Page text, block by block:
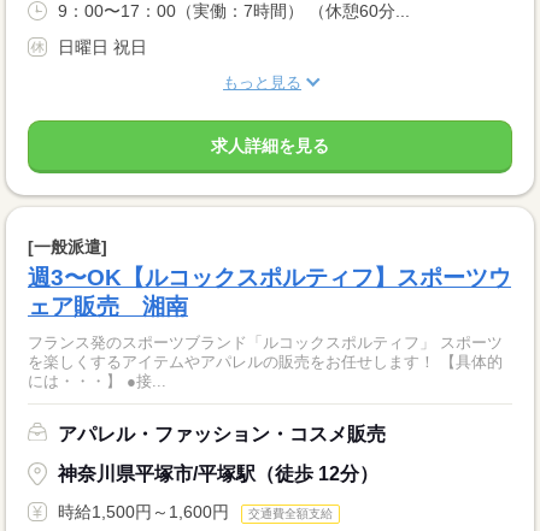
9：00〜17：00（実働：7時間） （休憩60分...
日曜日 祝日
もっと見る
求人詳細を見る
[一般派遣]
週3〜OK【ルコックスポルティフ】スポーツウ
ェア販売 湘南
フランス発のスポーツブランド「ルコックスポルティフ」 スポーツ
を楽しくするアイテムやアパレルの販売をお任せします！ 【具体的
には・・・】 ●接...
アパレル・ファッション・コスメ販売
神奈川県平塚市/平塚駅（徒歩 12分）
時給1,500円～1,600円 交通費全額支給